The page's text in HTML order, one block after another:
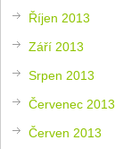
Říjen 2013
Září 2013
Srpen 2013
Červenec 2013
Červen 2013